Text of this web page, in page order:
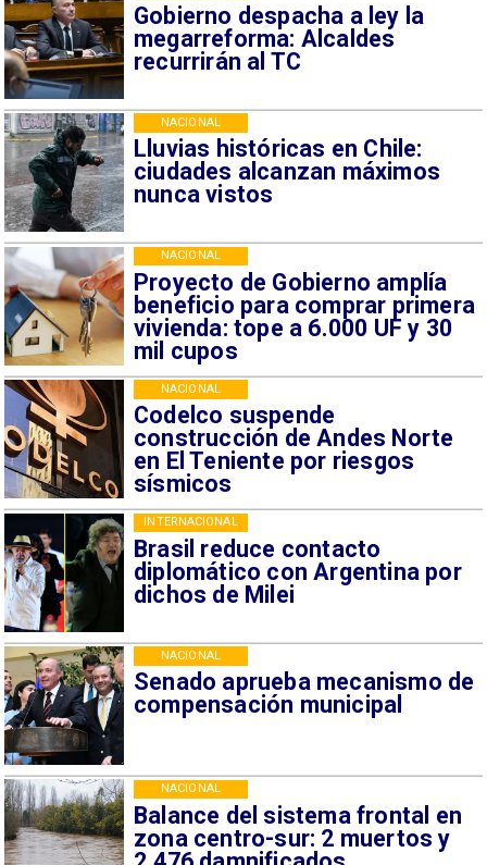
Gobierno despacha a ley la
megarreforma: Alcaldes
recurrirán al TC
Lluvias históricas en Chile:
ciudades alcanzan máximos
nunca vistos
NACIONAL
Proyecto de Gobierno amplía
beneficio para comprar primera
vivienda: tope a 6.000 UF y 30
mil cupos
NACIONAL
Codelco suspende
construcción de Andes Norte
en El Teniente por riesgos
sísmicos
NACIONAL
Brasil reduce contacto
diplomático con Argentina por
dichos de Milei
INTERNACIONAL
Senado aprueba mecanismo de
compensación municipal
NACIONAL
Balance del sistema frontal en
zona centro-sur: 2 muertos y
NACIONAL